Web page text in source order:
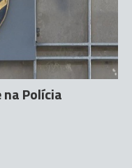
Polícia